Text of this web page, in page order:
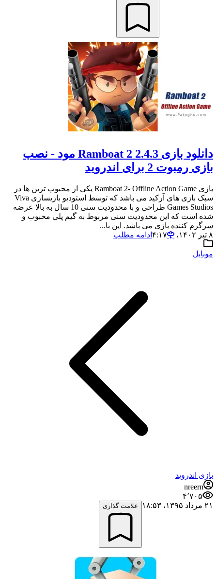
دانلود بازی 2.4.3 Ramboat 2‏ مود - نصب
بازی رمبوت 2 برای اندروید
بازی Ramboat 2- Offline Action Game یکی از محبوب ترین ها در
سبک بازی های آرکید می باشد که توسط استودیو بازیسازی Viva
Games Studios‏ طراحی و با محدودیت سنی 10 سال به بالا عرضه
شده است که این محدودیت سنی مربوط به گیم پلی محبوب و
سرگرم کننده بازی می باشد. این با...
۸ تیر ۱۴۰۲،‏ ۴:۱۷
ادامه مطلب
موبایل
بازی اندروید
nreern
۴٬۷۰۵
۲۱ مرداد ۱۳۹۵،‏ ۱۸:۵۳
علامت گذاری